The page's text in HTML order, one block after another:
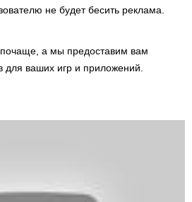
не будет бесить реклама.
а мы предоставим вам
ваших игр и приложений.